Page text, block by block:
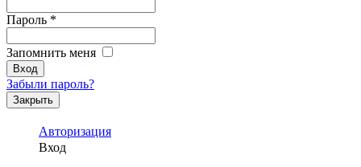
Пароль *
Запомнить меня
Забыли пароль?
Закрыть
Авторизация
Вход